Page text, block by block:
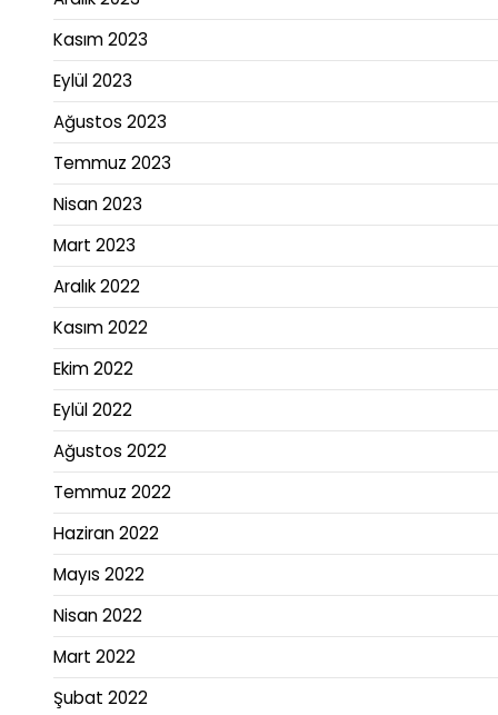
Kasım 2023
Eylül 2023
Ağustos 2023
Temmuz 2023
Nisan 2023
Mart 2023
Aralık 2022
Kasım 2022
Ekim 2022
Eylül 2022
Ağustos 2022
Temmuz 2022
Haziran 2022
Mayıs 2022
Nisan 2022
Mart 2022
Şubat 2022